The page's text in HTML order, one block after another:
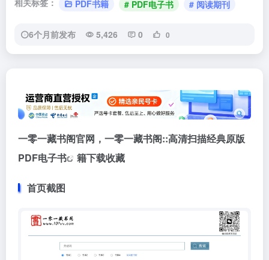
相关标签： PDF书籍 # PDF电子书 # 阅读期刊
6个月前发布 5,426 0 0
一零一藏书阁官网，一零一藏书阁::高清扫描经典原版
PDF电子书
籍下载收藏
首页截图